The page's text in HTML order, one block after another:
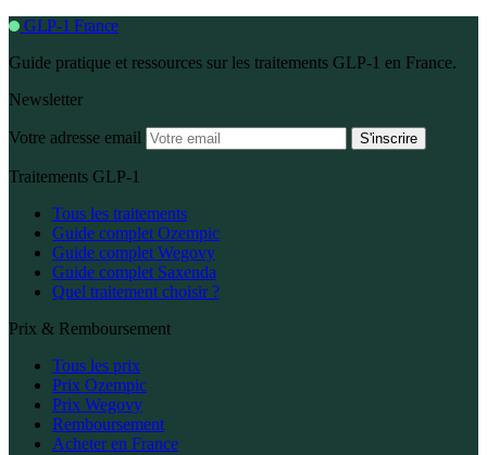
GLP-1 France
Guide pratique et ressources sur les traitements GLP-1 en France.
Newsletter
Votre adresse email S'inscrire
Traitements GLP-1
Tous les traitements
Guide complet Ozempic
Guide complet Wegovy
Guide complet Saxenda
Quel traitement choisir ?
Prix & Remboursement
Tous les prix
Prix Ozempic
Prix Wegovy
Remboursement
Acheter en France